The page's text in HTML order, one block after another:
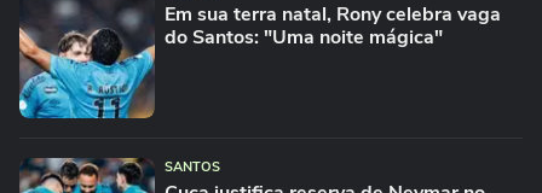
Em sua terra natal, Rony celebra vaga
do Santos: "Uma noite mágica"
SANTOS